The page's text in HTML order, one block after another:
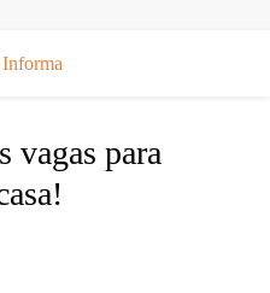
informações úteis e práticas
Diversos. Queremos ajudar você a
economizar dinheiro e
vagas para